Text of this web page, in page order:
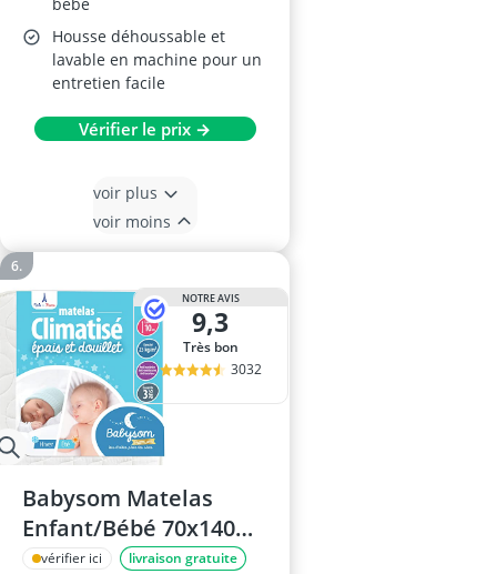
Housse déhoussable et
lavable en machine pour un
entretien facile
Vérifier le prix →
voir plus
voir moins
NOTRE AVIS
9,3
Très bon
3032
Babysom Matelas
Enfant/Bébé 70x140
cmvérifier ici livraison gratuite